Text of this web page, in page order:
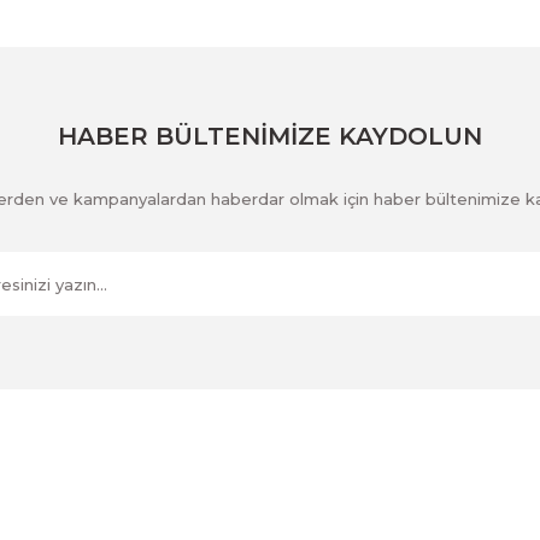
HABER BÜLTENİMİZE KAYDOLUN
ve kampanyalardan haberdar olmak için haber bültenimize